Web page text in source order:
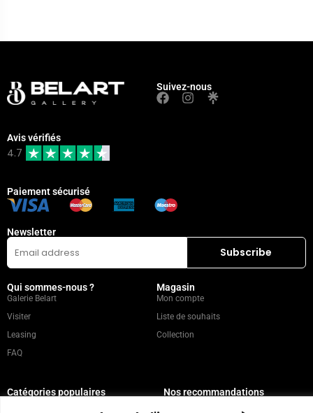
Suivez-nous
Avis vérifiés
4.7
Paiement sécurisé
Newsletter
Qui sommes-nous ?
Galerie Belart
Visiter
Leasing
FAQ
Magasin
Mon compte
Liste de souhaits
Collection
Catégories populaires Nos recommandations